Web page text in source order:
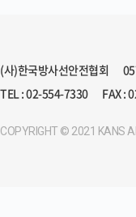
(사)한국방사선안전협회
TEL : 02-554-7330
FAX :
COPYRIGHT © 2021 KANS